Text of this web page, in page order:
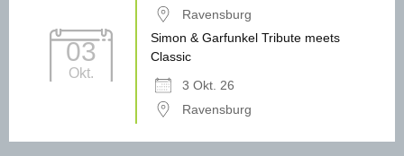
Ravensburg
03
Okt.
Simon & Garfunkel Tribute meets
Classic
3 Okt. 26
Ravensburg